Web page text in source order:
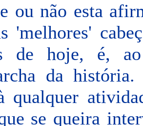
ou não esta
'melhores'
de hoje, é,
da
qualquer
se queira